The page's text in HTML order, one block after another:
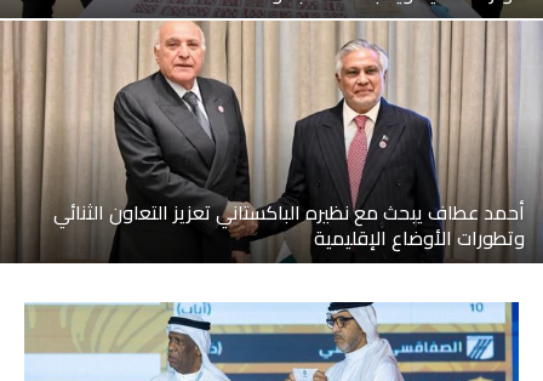
أحمد عطاف يبحث مع نظيره الباكستاني تعزيز التعاون الثنائي
وتطورات الأوضاع الإقليمية